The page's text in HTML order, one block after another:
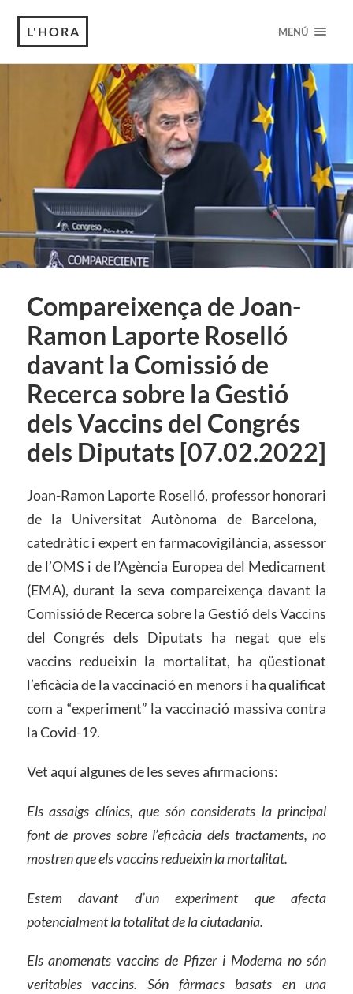
L'HORA MENÚ
Compareixença de Joan-
Ramon Laporte Roselló
davant la Comissió de
Recerca sobre la Gestió
dels Vaccins del Congrés
dels Diputats [07.02.2022]
Joan-Ramon Laporte Roselló, professor honorari
de la Universitat Autònoma de Barcelona, ​​
catedràtic i expert en farmacovigilància, assessor
de l’OMS i de l’Agència Europea del Medicament
(EMA), durant la seva compareixença davant la
Comissió de Recerca sobre la Gestió dels Vaccins
del Congrés dels Diputats ha negat que els
vaccins redueixin la mortalitat, ha qüestionat
l’eficàcia de la vaccinació en menors i ha qualificat
com a “experiment” la vaccinació massiva contra
la Covid-19.
Vet aquí algunes de les seves afirmacions:
Els assaigs clínics, que són considerats la principal
font de proves sobre l’eficàcia dels tractaments, no
mostren que els vaccins redueixin la mortalitat.
Estem davant d’un experiment que afecta
potencialment la totalitat de la ciutadania.
Els anomenats vaccins de Pfizer i Moderna no són
veritables vaccins. Són fàrmacs basats en una